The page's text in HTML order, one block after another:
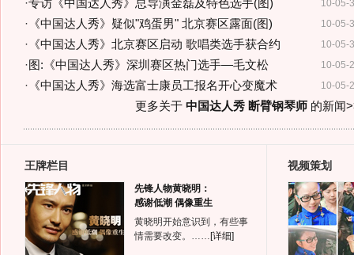
10-05-
·专访《中国达人秀》总导演金磊及特色选手(图)
10-05-
· 《中国达人秀》疑似"鸡蛋男" 北京赛区露面(图)
10-05-
· 《中国达人秀》北京赛区启动 歌唱类选手获合约
10-05-
· 图:《中国达人秀》深圳赛区热门选手—毛文松
10-05-
· 《中国达人秀》海选富士康员工报名开心变魔术
更多关于 中国达人秀 断臂钢琴师的新闻
王牌栏目
先锋人物黄晓明：
感谢低潮 偶像重生
黄晓明开始意识到，有些事
情需要改变。…… [详细]
视频策划